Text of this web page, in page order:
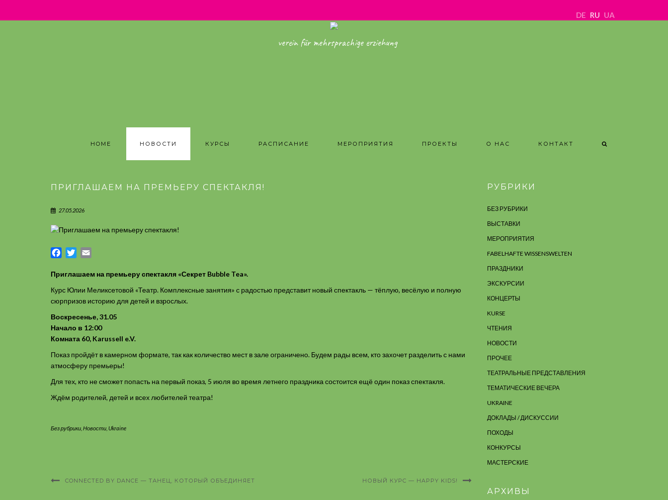
DE RU UA
verein für mehrsprachige erziehung
HOME НОВОСТИ КУРСЫ РАСПИСАНИЕ МЕРОПРИЯТИЯ ПРОЕКТЫ О НАС КОНТАКТ
ПРИГЛАШАЕМ НА ПРЕМЬЕРУ СПЕКТАКЛЯ!
27.05.2026
Facebook
Twitter
Приглашаем на премьеру спектакля «Секрет Bubble Tea».
Курс Юлии Меликсетовой «Театр. Комплексные занятия» с радостью представит новый спектакль — тёплую, весёлую и полную
сюрпризов историю для детей и взрослых.
Воскресенье, 31.05
Начало в 12:00
Комната 60, Karussell e.V.
Показ пройдёт в камерном формате, так как количество мест в зале ограничено. Будем рады всем, кто захочет разделить с нами
атмосферу премьеры!
Для тех, кто не сможет попасть на первый показ, 5 июля во время летнего праздника состоится ещё один показ спектакля.
Ждём родителей, детей и всех любителей театра!
Без рубрики Новости Ukraine
CONNECTED BY DANCE — ТАНЕЦ, КОТОРЫЙ ОБЪЕДИНЯЕТ НОВЫЙ КУРС — HAPPY KIDS!
РУБРИКИ
БЕЗ РУБРИКИ
ВЫСТАВКИ
МЕРОПРИЯТИЯ
FABELHAFTE WISSENSWELTEN
ПРАЗДНИКИ
ЭКСКУРСИИ
КОНЦЕРТЫ
KURSE
ЧТЕНИЯ
НОВОСТИ
ПРОЧЕЕ
ТЕАТРАЛЬНЫЕ ПРЕДСТАВЛЕНИЯ
ТЕМАТИЧЕСКИЕ ВЕЧЕРА
UKRAINE
ДОКЛАДЫ / ДИСКУССИИ
ПОХОДЫ
КОНКУРСЫ
МАСТЕРСКИЕ
АРХИВЫ